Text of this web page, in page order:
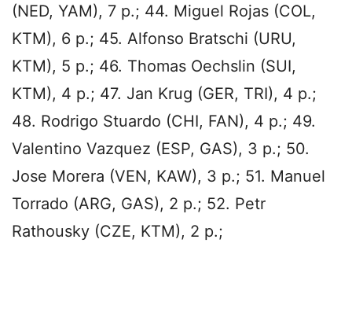
(NED, YAM), 7 p.; 44. Miguel Rojas (COL,
KTM), 6 p.; 45. Alfonso Bratschi (URU,
KTM), 5 p.; 46. Thomas Oechslin (SUI,
KTM), 4 p.; 47. Jan Krug (GER, TRI), 4 p.;
48. Rodrigo Stuardo (CHI, FAN), 4 p.; 49.
Valentino Vazquez (ESP, GAS), 3 p.; 50.
Jose Morera (VEN, KAW), 3 p.; 51. Manuel
Torrado (ARG, GAS), 2 p.; 52. Petr
Rathousky (CZE, KTM), 2 p.;